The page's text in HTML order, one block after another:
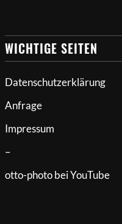
WICHTIGE SEITEN
Datenschutzerklärung
Anfrage
Impressum
–
otto-photo bei YouTube